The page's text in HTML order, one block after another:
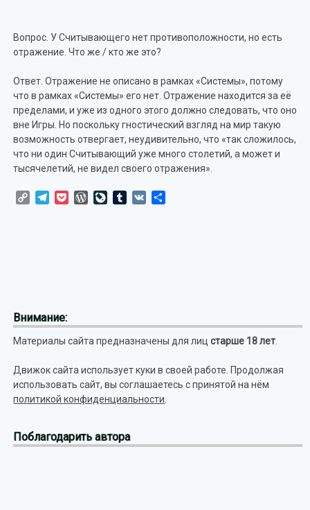
Вопрос. У Считывающего нет противоположности, но есть
отражение. Что же / кто же это?
Ответ. Отражение не описано в рамках «Системы», потому
что в рамках «Системы» его нет. Отражение находится за её
пределами, и уже из одного этого должно следовать, что оно
вне Игры. Но поскольку гностический взгляд на мир такую
возможность отвергает, неудивительно, что «так сложилось,
что ни один Считывающий уже много столетий, а может и
тысячелетий, не видел своего отражения».
Copy TelegramPocketWordPress
LiveJournal
Tumblr
VK
Внимание:
Материалы сайта предназначены для лицстарше 18 лет
Движок сайта использует куки в своей работе. Продолжая
использовать сайт, вы соглашаетесь с принятой на нём
политикой конфиденциальности
Поблагодарить автора